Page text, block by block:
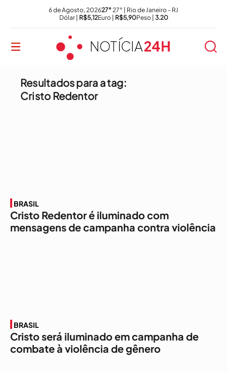
6 de Agosto, 202627°27° | Rio de Janeiro - RJ
Dólar | R$5,12Euro | R$5,90Peso | 3.20
Resultados para a tag:
Cristo Redentor
BRASIL
Cristo Redentor é iluminado com
mensagens de campanha contra violência
BRASIL
Cristo será iluminado em campanha de
combate à violência de gênero